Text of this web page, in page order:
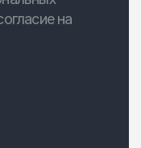
на